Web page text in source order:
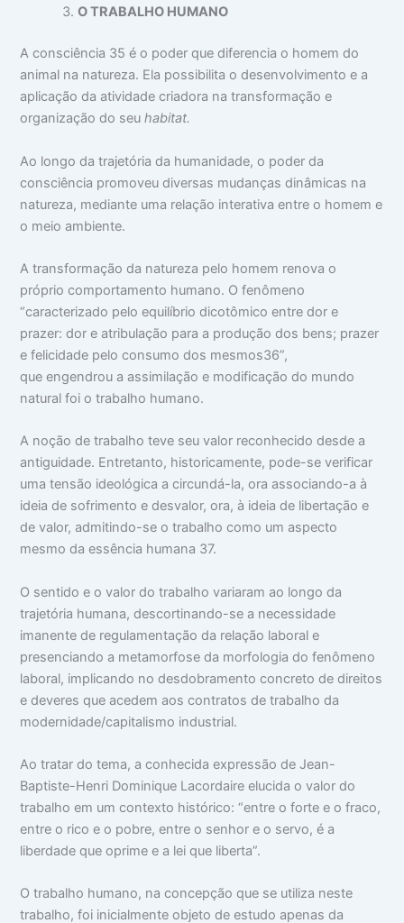
O TRABALHO HUMANO
A consciência 35 é o poder que diferencia o homem do
animal na natureza. Ela possibilita o desenvolvimento e a
aplicação da atividade criadora na transformação e
organização do seuhabitat.
Ao longo da trajetória da humanidade, o poder da
consciência promoveu diversas mudanças dinâmicas na
natureza, mediante uma relação interativa entre o homem e
o meio ambiente.
A transformação da natureza pelo homem renova o
próprio comportamento humano. O fenômeno
“caracterizado pelo equilíbrio dicotômico entre dor e
prazer: dor e atribulação para a produção dos bens; prazer
e felicidade pelo consumo dos mesmos36”,
que engendrou a assimilação e modificação do mundo
natural foi o trabalho humano.
A noção de trabalho teve seu valor reconhecido desde a
antiguidade. Entretanto, historicamente, pode-se verificar
uma tensão ideológica a circundá-la, ora associando-a à
ideia de sofrimento e desvalor, ora, à ideia de libertação e
de valor, admitindo-se o trabalho como um aspecto
mesmo da essência humana 37.
O sentido e o valor do trabalho variaram ao longo da
trajetória humana, descortinando-se a necessidade
imanente de regulamentação da relação laboral e
presenciando a metamorfose da morfologia do fenômeno
laboral, implicando no desdobramento concreto de direitos
e deveres que acedem aos contratos de trabalho da
modernidade/capitalismo industrial.
Ao tratar do tema, a conhecida expressão de Jean-
Baptiste-Henri Dominique Lacordaire elucida o valor do
trabalho em um contexto histórico: “entre o forte e o fraco,
entre o rico e o pobre, entre o senhor e o servo, é a
liberdade que oprime e a lei que liberta”.
O trabalho humano, na concepção que se utiliza neste
trabalho, foi inicialmente objeto de estudo apenas da